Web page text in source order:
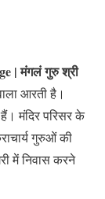
| मंगलं गुरु श्री
आरती है।
मंदिर परिसर के
गुरुओं की
में निवास करने